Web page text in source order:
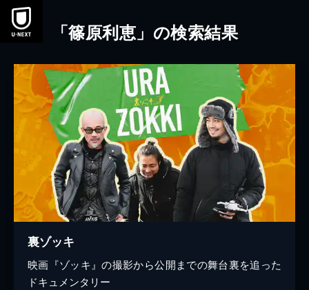
本文へスキップ
「篠原利恵」の検索結果
裏ゾッキ
映画『ゾッキ』の撮影から公開までの舞台裏を追った
ドキュメンタリー